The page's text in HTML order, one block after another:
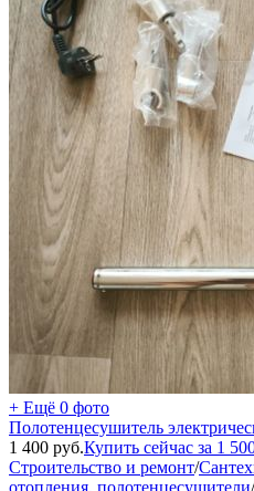
+ Ещё 0 фото
Полотенцесушитель
1 400 руб.Купить сейчас за 1
Строительство и ремонт/